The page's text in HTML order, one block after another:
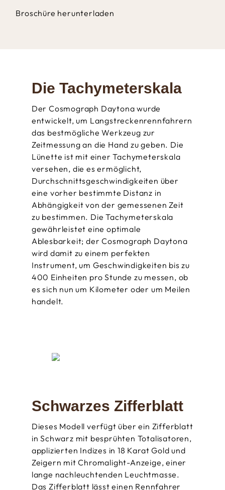
Broschüre herunterladen
Die Tachy­meter­­skala
Der Cosmograph Daytona wurde
entwickelt, um Langstrecken­rennfahrern
das bestmögliche Werkzeug zur
Zeitmessung an die Hand zu geben. Die
Lünette ist mit einer Tachymeter­­skala
versehen, die es ermöglicht,
Durchschnitts­geschwindigkeiten über
eine vorher bestimmte Distanz in
Abhängigkeit von der gemessenen Zeit
zu bestimmen. Die Tachymeterskala
gewährleistet eine optimale
Ablesbarkeit; der Cosmograph Daytona
wird damit zu einem perfekten
Instrument, um Geschwindigkeiten bis zu
400 Einheiten pro Stunde zu messen, ob
es sich nun um Kilometer oder um Meilen
handelt.
Schwarzes Zifferblatt
Dieses Modell verfügt über ein Zifferblatt
in Schwarz mit besprühten Totalisatoren,
applizierten Indizes in 18 Karat Gold und
Zeigern mit Chromalight-Anzeige, einer
lange nachleuchtenden Leuchtmasse.
Das Zifferblatt lässt einen Rennfahrer